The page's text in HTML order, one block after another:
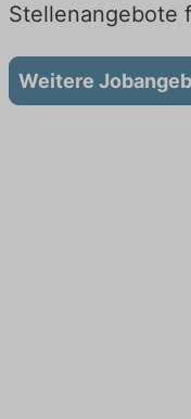
Stellenangebote
Weitere